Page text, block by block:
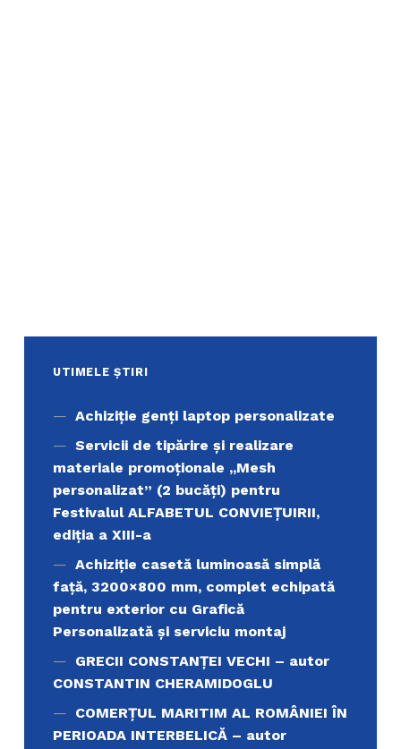
UTIMELE ȘTIRI
Achiziţie genți laptop personalizate
Servicii de tipărire şi realizare
materiale promoţionale ,,Mesh
personalizat” (2 bucăți) pentru
Festivalul ALFABETUL CONVIEŢUIRII,
ediţia a XIII-a
Achiziție casetă luminoasă simplă
față, 3200×800 mm, complet echipată
pentru exterior cu Grafică
Personalizată și serviciu montaj
GRECII CONSTANȚEI VECHI – autor
CONSTANTIN CHERAMIDOGLU
COMERŢUL MARITIM AL ROMÂNIEI ÎN
PERIOADA INTERBELICĂ – autor